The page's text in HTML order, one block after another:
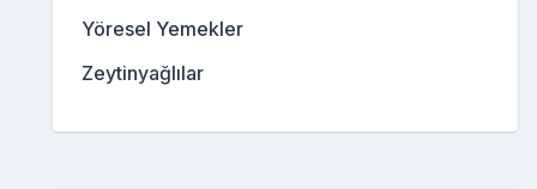
Yöresel Yemekler
Zeytinyağlılar